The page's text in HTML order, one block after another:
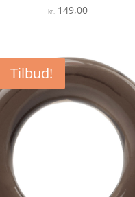
Vurderet
kr. 149,00
Tilbud!